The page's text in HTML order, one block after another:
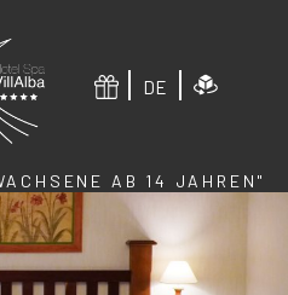
DE
AB 14 JAHREN"